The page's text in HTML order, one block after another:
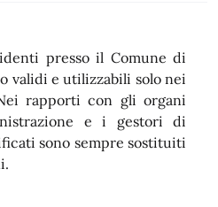
presso il Comune di
validi e utilizzabili solo nei
rapporti con gli organi
e i gestori di
sono sempre sostituiti